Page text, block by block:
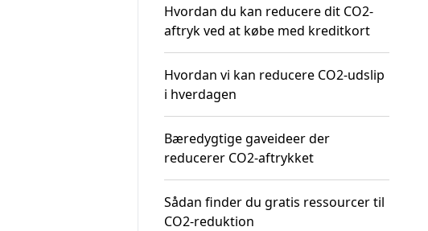
Hvordan du kan reducere dit CO2-
aftryk ved at købe med kreditkort
Hvordan vi kan reducere CO2-udslip
i hverdagen
Bæredygtige gaveideer der
reducerer CO2-aftrykket
Sådan finder du gratis ressourcer til
CO2-reduktion